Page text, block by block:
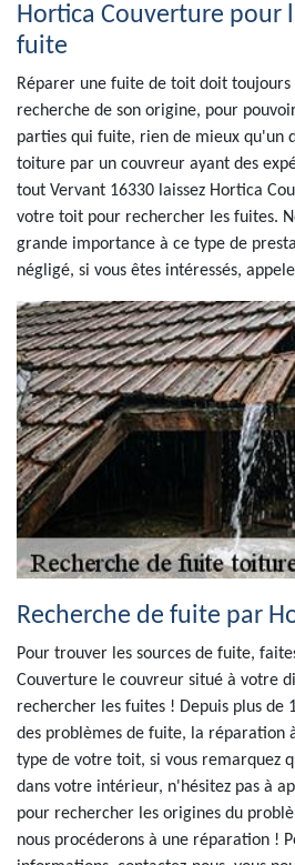
Hortica Couverture pour
fuite
Réparer une fuite de toit doit
recherche de son origine, pour
parties qui fuite, rien de mieux qu'un
toiture par un couvreur ayant des
tout Vervant 16330 laissez Hortica
votre toit pour rechercher les fuites.
grande importance à ce type de
négligé, si vous êtes intéressés,
Recherche de fuite par
Pour trouver les sources de fuite,
Couverture le couvreur situé à votre
rechercher les fuites ! Depuis plus de
des problèmes de fuite, la réparation
type de votre toit, si vous remarquez
dans votre intérieur, n'hésitez pas à
pour rechercher les origines du
nous procéderons à une réparation !